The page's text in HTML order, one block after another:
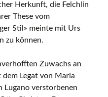
Herkunft, die Felchlin
These vom
Stil» meinte mit Urs
zu können.
Zuwachs an
Legat von Maria
Lugano verstorbenen